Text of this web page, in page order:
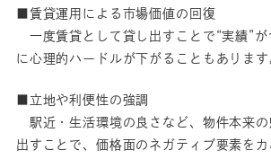
■賃貸運用による市場価値の回復
一度賃貸として貸し出すことで“実績”が
に心理的ハードルが下がることもあります
■立地や利便性の強調
駅近・生活環境の良さなど、物件本来の
出すことで、価格面のネガティブ要素をカ